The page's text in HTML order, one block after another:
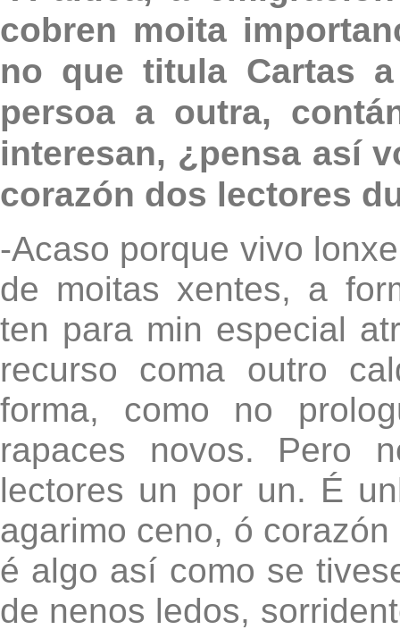
cobren moita
no que titula Cartas
persoa a outra,
interesan, ¿pensa así
corazón dos lectores
-Acaso porque vivo
de moitas xentes, a
ten para min especial
recurso coma outro
forma, como no
rapaces novos. Pero
lectores un por un. É
agarimo ceno, ó
é algo así como se
de nenos ledos,